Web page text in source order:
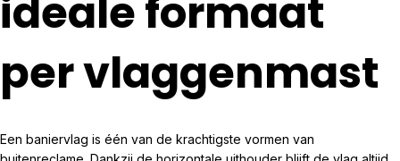
ideale formaat
per vlaggenmast
Een baniervlag is één van de krachtigste vormen van